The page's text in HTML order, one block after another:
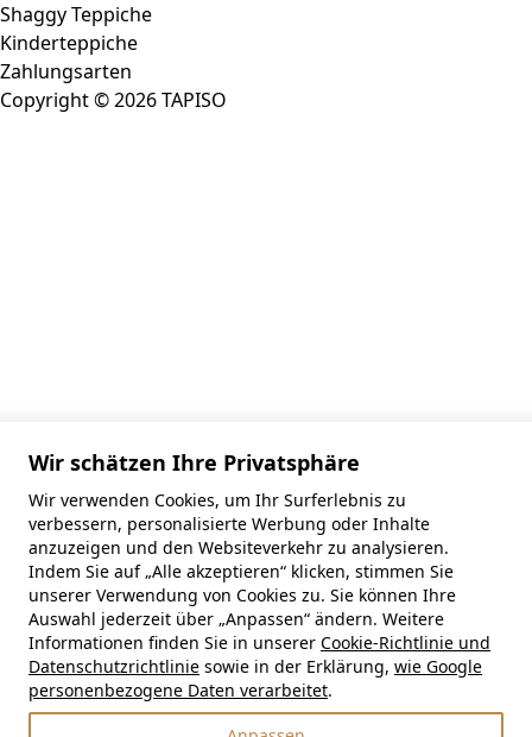
Shaggy Teppiche
Kinderteppiche
Zahlungsarten
Copyright © 2026 TAPISO
Wir schätzen Ihre Privatsphäre
Wir verwenden Cookies, um Ihr Surferlebnis zu
verbessern, personalisierte Werbung oder Inhalte
anzuzeigen und den Websiteverkehr zu analysieren.
Indem Sie auf „Alle akzeptieren“ klicken, stimmen Sie
unserer Verwendung von Cookies zu. Sie können Ihre
Auswahl jederzeit über „Anpassen“ ändern. Weitere
Informationen finden Sie in unserer Cookie-Richtlinie und
Datenschutzrichtlinie sowie in der Erklärung, wie Google
personenbezogene Daten verarbeitet.